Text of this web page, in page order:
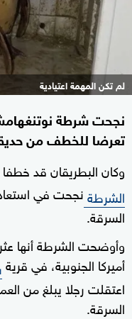
لم تكن المهمة اعتيادية
نجحت شرطة
تعرضا للخطف من
وكان البطريقان قد
الشرطةنجحت في
السرقة.
وأوضحت الشرطة أنها
أميركا الجنوبية، في قرية
السرقة.